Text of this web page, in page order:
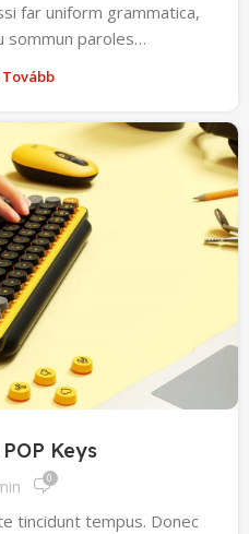
far uniform grammatica,
sommun paroles…
Tovább
Keys
0
tincidunt tempus. Donec